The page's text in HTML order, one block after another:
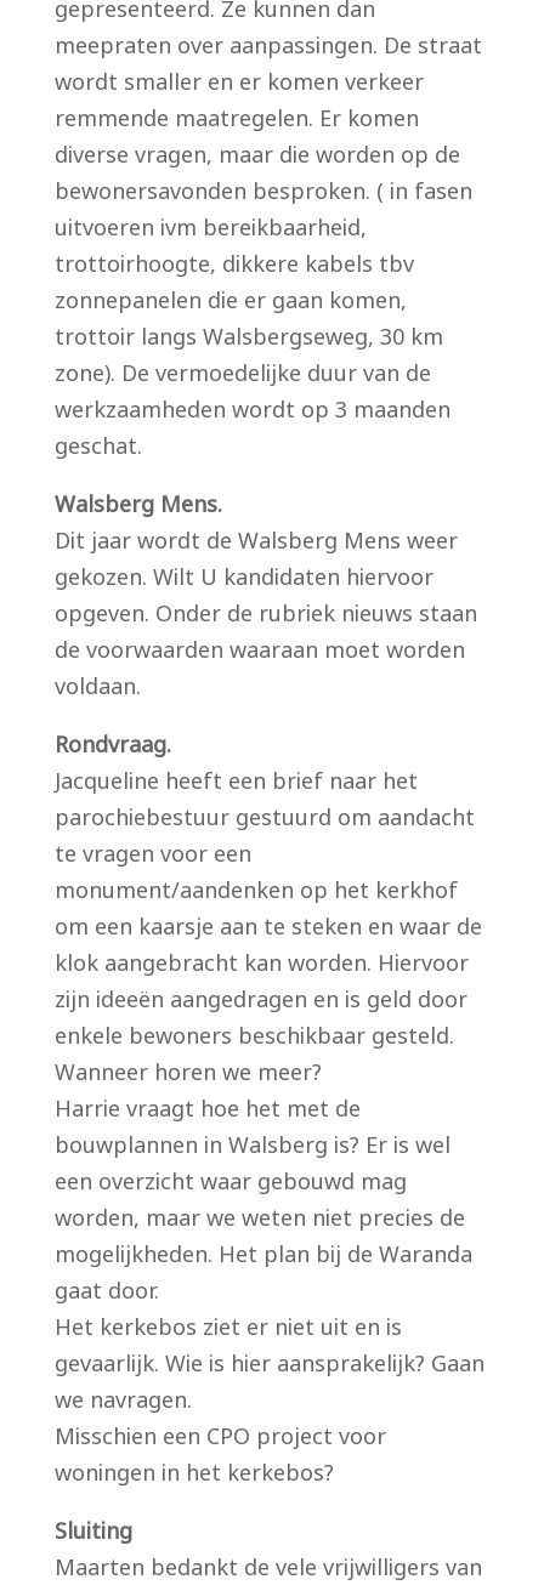
gepresenteerd. Ze kunnen dan
meepraten over aanpassingen. De straat
wordt smaller en er komen verkeer
remmende maatregelen. Er komen
diverse vragen, maar die worden op de
bewonersavonden besproken. ( in fasen
uitvoeren ivm bereikbaarheid,
trottoirhoogte, dikkere kabels tbv
zonnepanelen die er gaan komen,
trottoir langs Walsbergseweg, 30 km
zone). De vermoedelijke duur van de
werkzaamheden wordt op 3 maanden
geschat.
Walsberg Mens.
Dit jaar wordt de Walsberg Mens weer
gekozen. Wilt U kandidaten hiervoor
opgeven. Onder de rubriek nieuws staan
de voorwaarden waaraan moet worden
voldaan.
Rondvraag.
Jacqueline heeft een brief naar het
parochiebestuur gestuurd om aandacht
te vragen voor een
monument/aandenken op het kerkhof
om een kaarsje aan te steken en waar de
klok aangebracht kan worden. Hiervoor
zijn ideeën aangedragen en is geld door
enkele bewoners beschikbaar gesteld.
Wanneer horen we meer?
Harrie vraagt hoe het met de
bouwplannen in Walsberg is? Er is wel
een overzicht waar gebouwd mag
worden, maar we weten niet precies de
mogelijkheden. Het plan bij de Waranda
gaat door.
Het kerkebos ziet er niet uit en is
gevaarlijk. Wie is hier aansprakelijk? Gaan
we navragen.
Misschien een CPO project voor
woningen in het kerkebos?
Sluiting
Maarten bedankt de vele vrijwilligers van